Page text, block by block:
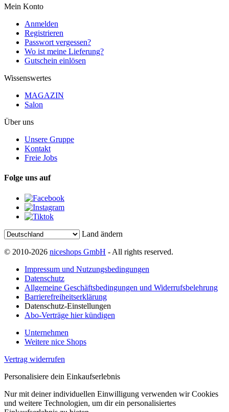
Mein Konto
Anmelden
Registrieren
Passwort vergessen?
Wo ist meine Lieferung?
Gutschein einlösen
Wissenswertes
MAGAZIN
Salon
Über uns
Unsere Gruppe
Kontakt
Freie Jobs
Folge uns auf
Land ändern
© 2010-2026 niceshops GmbH - All rights reserved.
Impressum und Nutzungsbedingungen
Datenschutz
Allgemeine Geschäftsbedingungen und Widerrufsbelehrung
Barrierefreiheitserklärung
Datenschutz-Einstellungen
Abo-Verträge hier kündigen
Unternehmen
Weitere nice Shops
Vertrag widerrufen
Personalisiere dein Einkaufserlebnis
Nur mit deiner individuellen Einwilligung verwenden wir Cookies
und weitere Technologien, um dir ein personalisiertes